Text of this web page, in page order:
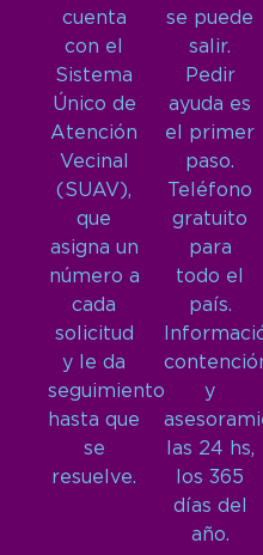
cuenta
con el
Sistema
Único de
Atención
Vecinal
(SUAV),
que
asigna un
número a
cada
solicitud
y le da
seguimiento
hasta que
se
resuelve.
se puede
salir.
Pedir
ayuda es
el primer
paso.
Teléfono
gratuito
para
todo el
país.
y
las 24 hs,
los 365
días del
año.